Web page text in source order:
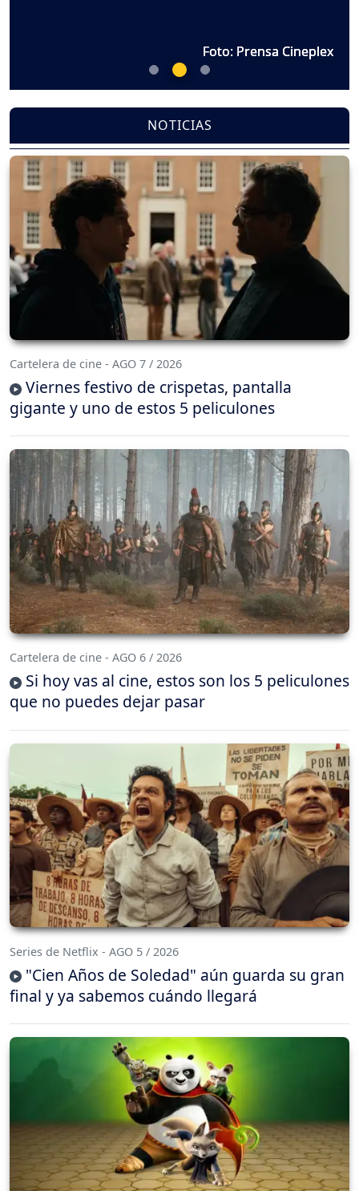
Foto: Prensa Cineplex
Foto: Prensa Cineplex
Foto: Prensa Cineplex
NOTICIAS
Cartelera de cine - AGO 7 / 2026
Viernes festivo de crispetas, pantalla
gigante y uno de estos 5 peliculones
Cartelera de cine - AGO 6 / 2026
Si hoy vas al cine, estos son los 5 peliculones
que no puedes dejar pasar
Series de Netflix - AGO 5 / 2026
"Cien Años de Soledad" aún guarda su gran
final y ya sabemos cuándo llegará